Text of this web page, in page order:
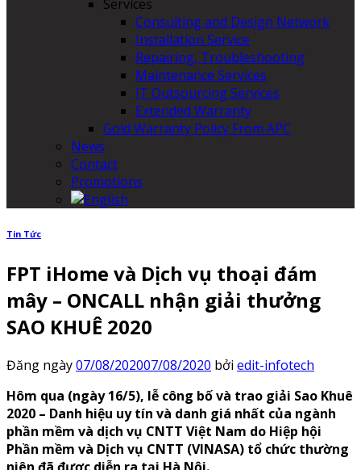
Services
Consulting and Design Network
Installation Service
Repairing, Troubleshooting
Maintenance Services
IT Outsourcing Services
Extended Warranty
Gold Warranty Policy From APC
News
Contact
Promotions
Tin Tức
FPT iHome và Dịch vụ thoại đám
mây – ONCALL nhận giải thưởng
SAO KHUÊ 2020
Đăng ngày07/08/202007/08/2020 bởi edit-infotech
Hôm qua (ngày 16/5), lễ công bố và trao giải Sao Khuê
2020 – Danh hiệu uy tín và danh giá nhất của ngành
phần mềm và dịch vụ CNTT Việt Nam do Hiệp hội
Phần mềm và Dịch vụ CNTT (VINASA) tổ chức thường